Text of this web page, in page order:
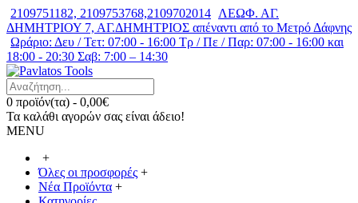
2109751182, 2109753768,2109702014 ΛΕΩΦ. ΑΓ.
ΔΗΜΗΤΡΙΟΥ 7, ΑΓ.ΔΗΜΗΤΡΙΟΣ απέναντι από το Μετρό Δάφνης
Ωράριο: Δευ / Τετ: 07:00 - 16:00 Τρ / Πε / Παρ: 07:00 - 16:00 και
18:00 - 20:30 Σαβ: 7:00 – 14:30
0 προϊόν(τα) - 0,00€
Τα καλάθι αγορών σας είναι άδειο!
MENU
+
Όλες οι προσφορές +
Νέα Προϊόντα +